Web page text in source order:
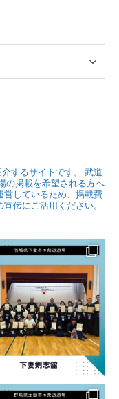
するサイトです。
武道
の掲載を希望される方へ
営しているため、掲載費
宣伝にご活用ください。